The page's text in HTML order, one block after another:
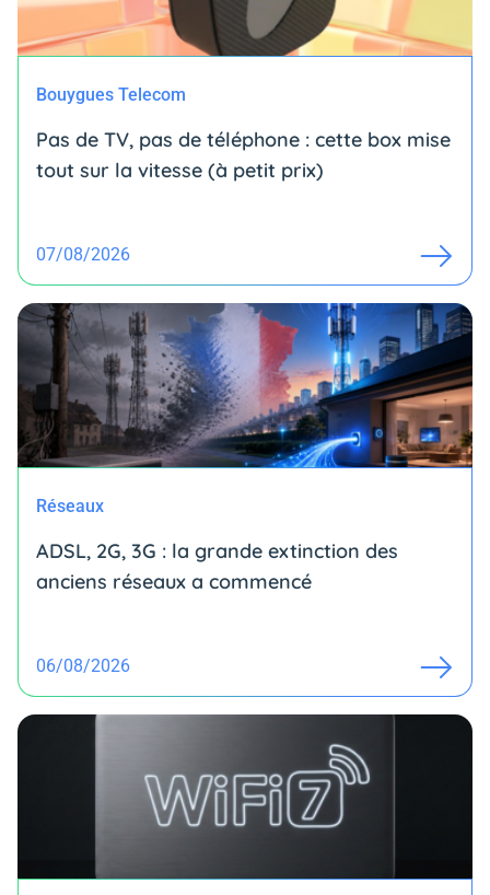
Bouygues Telecom
Pas de TV, pas de téléphone : cette box mise
tout sur la vitesse (à petit prix)
07/08/2026
Réseaux
ADSL, 2G, 3G : la grande extinction des
anciens réseaux a commencé
06/08/2026